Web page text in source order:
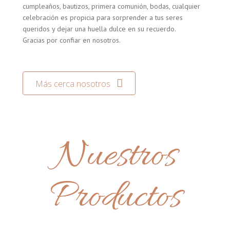
cumpleaños, bautizos, primera comunión, bodas, cualquier
celebración es propicia para sorprender a tus seres
queridos y dejar una huella dulce en su recuerdo.
Gracias por confiar en nosotros.
Más cerca nosotros
Nuestros
Productos